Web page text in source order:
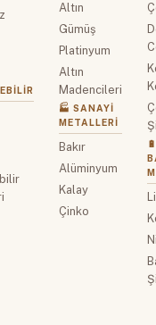
Altın
Gümüş
Platinyum
Altın
Madencileri
🏭 SANAYI
METALLERI
Bakır
Alüminyum
Kalay
Çinko
🔋